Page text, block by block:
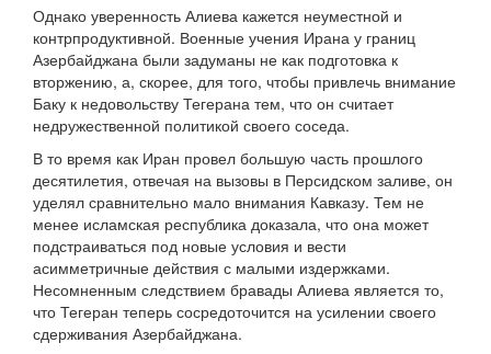
Однако уверенность Алиева кажется неуместной и
контрпродуктивной. Военные учения Ирана у границ
Азербайджана были задуманы не как подготовка к
вторжению, а, скорее, для того, чтобы привлечь внимание
Баку к недовольству Тегерана тем, что он считает
недружественной политикой своего соседа.
В то время как Иран провел большую часть прошлого
десятилетия, отвечая на вызовы в Персидском заливе, он
уделял сравнительно мало внимания Кавказу. Тем не
менее исламская республика доказала, что она может
подстраиваться под новые условия и вести
асимметричные действия с малыми издержками.
Несомненным следствием бравады Алиева является то,
что Тегеран теперь сосредоточится на усилении своего
сдерживания Азербайджана.